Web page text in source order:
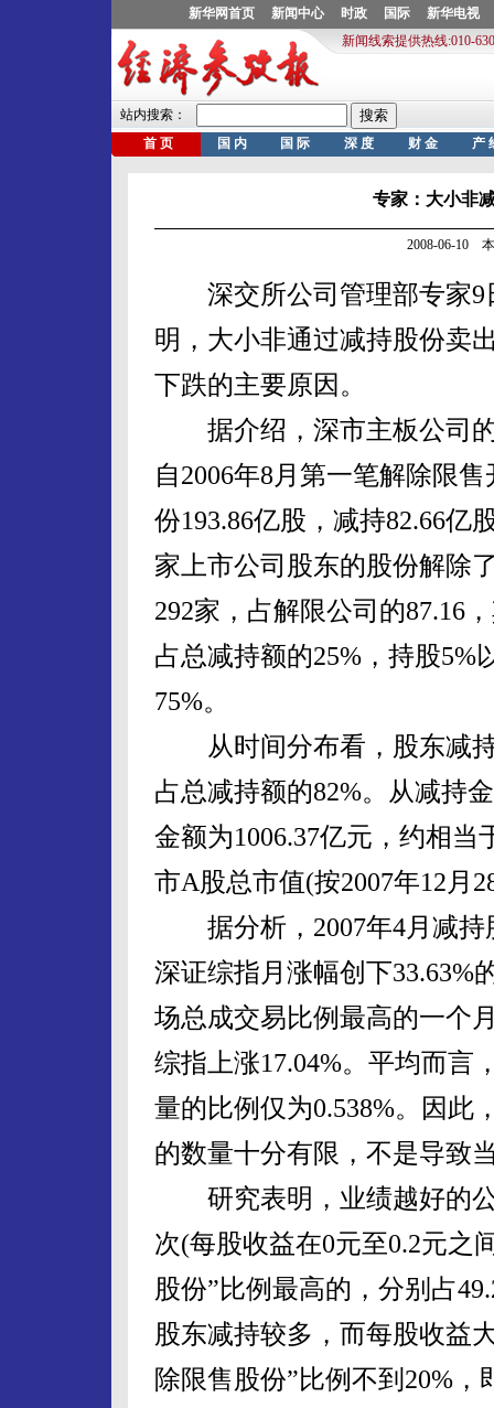
专家：大小非
2008-06-10
深交所公司管理部专家9
明，大小非通过减持股份卖
下跌的主要原因。
据介绍，深市主板公司的
自2006年8月第一笔解除限
份193.86亿股，减持82.66亿
家上市公司股东的股份解除
292家，占解限公司的87.16
占总减持额的25%，持股5%
75%。
从时间分布看，股东减持
占总减持额的82%。从减持
金额为1006.37亿元，约相
市A股总市值(按2007年12月
据分析，2007年4月减持
深证综指月涨幅创下33.63%
场总成交易比例最高的一个
综指上涨17.04%。平均而言
量的比例仅为0.538%。因此
的数量十分有限，不是导致
研究表明，业绩越好的公
次(每股收益在0元至0.2元之
股份”比例最高的，分别占
股东减持较多，而每股收益
除限售股份”比例不到20%